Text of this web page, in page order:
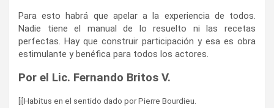
Para esto habrá que apelar a la experiencia de todos.
Nadie tiene el manual de lo resuelto ni las recetas
perfectas. Hay que construir participación y esa es obra
estimulante y benéfica para todos los actores.
Por el Lic. Fernando Britos V.
[i] Habitus en el sentido dado por Pierre Bourdieu.